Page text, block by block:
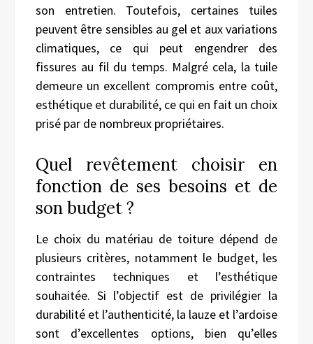
son entretien. Toutefois, certaines tuiles
peuvent être sensibles au gel et aux variations
climatiques, ce qui peut engendrer des
fissures au fil du temps. Malgré cela, la tuile
demeure un excellent compromis entre coût,
esthétique et durabilité, ce qui en fait un choix
prisé par de nombreux propriétaires.
Quel revêtement choisir en
fonction de ses besoins et de
son budget ?
Le choix du matériau de toiture dépend de
plusieurs critères, notamment le budget, les
contraintes techniques et l’esthétique
souhaitée. Si l’objectif est de privilégier la
durabilité et l’authenticité, la lauze et l’ardoise
sont d’excellentes options, bien qu’elles